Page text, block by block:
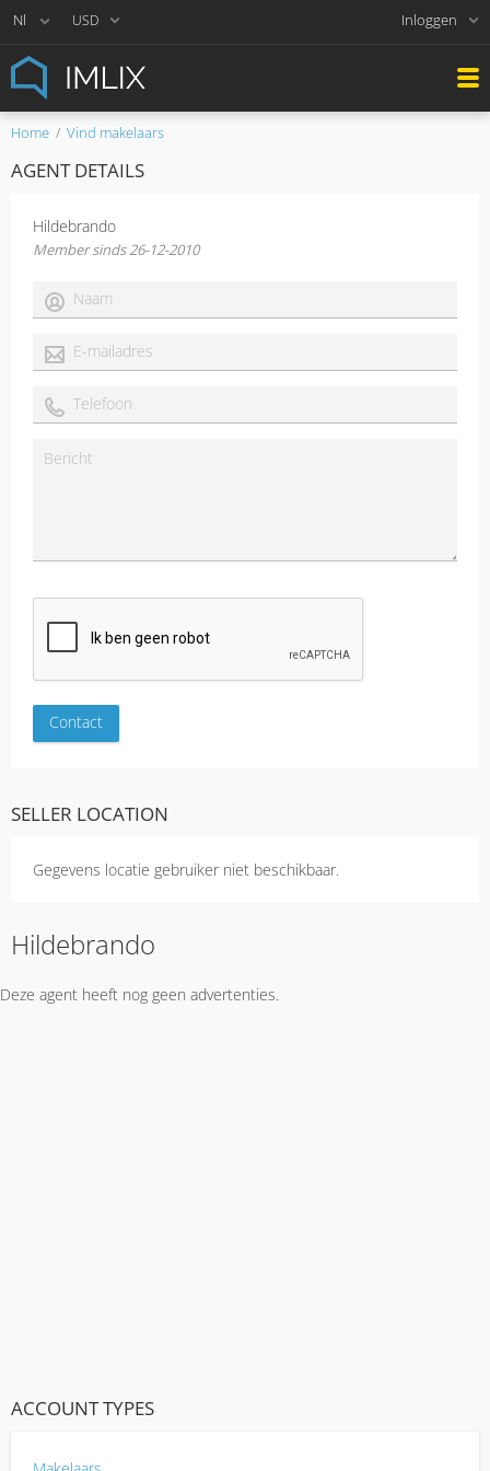
USD Inloggen
Home Vind makelaars
AGENT DETAILS
Hildebrando
Member sinds 26-12-2010
SELLER LOCATION
Gegevens locatie gebruiker niet beschikbaar.
Hildebrando
Deze agent heeft nog geen advertenties.
ACCOUNT TYPES